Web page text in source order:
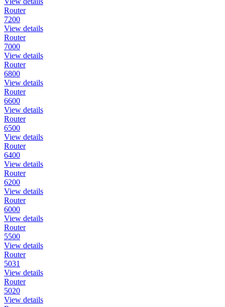
Router
7200
View details
Router
7000
View details
Router
6800
View details
Router
6600
View details
Router
6500
View details
Router
6400
View details
Router
6200
View details
Router
6000
View details
Router
5500
View details
Router
5031
View details
Router
5020
View details